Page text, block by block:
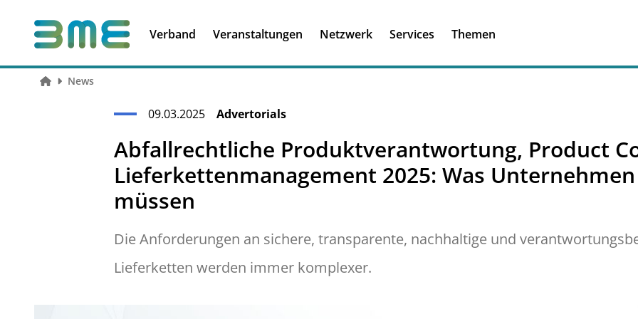
Verband Veranstaltungen
Führungskompetenzen
Netzwerk
Services Themen
Ich habe einen
News
09.03.2025 Advertorials
Abfallrechtliche Produktverantwortung, Product
Lieferkettenmanagement 2025: Was
müssen
Die Anforderungen an sichere, transparente, nachhaltige und
Lieferketten werden immer komplexer.